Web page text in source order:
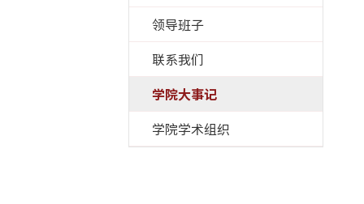
领导班子
联系我们
学院大事记
学院学术组织